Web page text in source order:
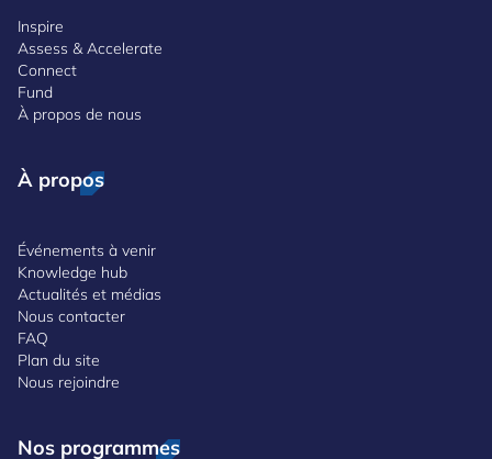
Inspire
Assess & Accelerate
Connect
Fund
À propos de nous
À propos
Événements à venir
Knowledge hub
Actualités et médias
Nous contacter
FAQ
Plan du site
Nous rejoindre
Nos programmes